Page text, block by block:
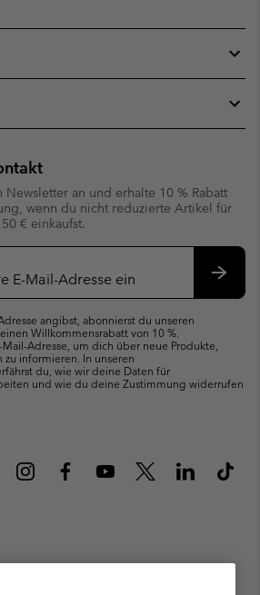
an und erhalte 10 % Rabatt
wenn du nicht reduzierte Artikel für
€ einkaufst.
angibst, abonnierst du unseren
Willkommensrabatt von 10 %.
Adresse, um dich über neue Produkte,
informieren. In unseren
du, wie wir deine Daten für
und wie du deine Zustimmung widerrufen